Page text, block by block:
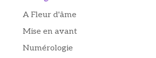
A Fleur d'âme
Mise en avant
Numérologie